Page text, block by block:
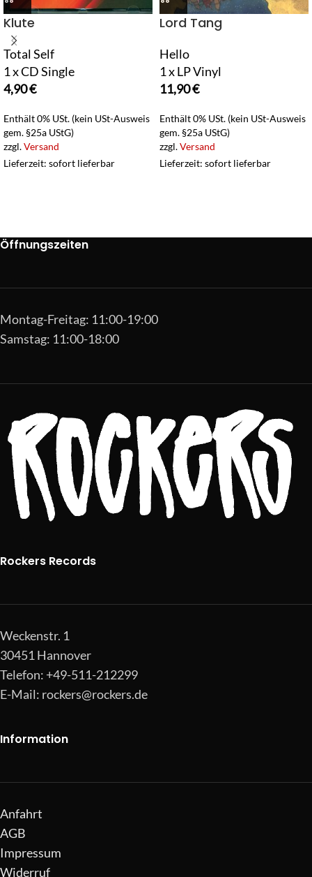
Klute
Total Self
1 x CD Single
4,90€
Enthält 0% USt. (kein USt-Ausweis
gem. §25a UStG)
zzgl.Versand
Lieferzeit: sofort lieferbar
Lord Tang
Hello
1 x LP Vinyl
11,90€
Enthält 0% USt. (kein USt-Ausweis
gem. §25a UStG)
zzgl.Versand
Lieferzeit: sofort lieferbar
Öffnungszeiten
Montag-Freitag: 11:00-19:00
Samstag: 11:00-18:00
Rockers Records
Weckenstr. 1
30451 Hannover
Telefon: +49-511-212299
E-Mail: rockers@rockers.de
Information
Anfahrt
AGB
Impressum
Widerruf